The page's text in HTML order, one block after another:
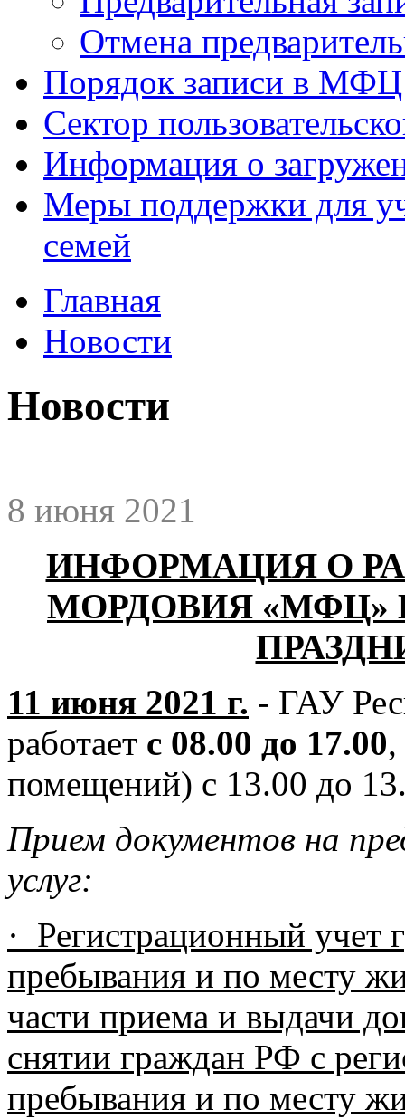
Отмена
Порядок записи в МФЦ
Сектор
Информация о
Меры поддержки для
семей
Главная
Новости
Новости
8 июня 2021
ИНФОРМАЦИЯ О
МОРДОВИЯ «МФЦ»
11 июня 2021 г. - ГАУ
работает с 08.00 до 17.00
помещений) с 13.00 до
Прием документов на
услуг:
· Регистрационный учет
пребывания и по месту
части приема и выдачи
снятии граждан РФ с
пребывания и по месту